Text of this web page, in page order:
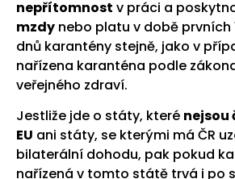
nepřítomnost v práci a
mzdy nebo platu v době prvních
dnů karantény stejně, jako v
nařízena karanténa podle
veřejného zdraví.
Jestliže jde o státy, které nejsou
EU ani státy, se kterými má ČR
bilaterální dohodu, pak pokud
nařízená v tomto státě trvá i po